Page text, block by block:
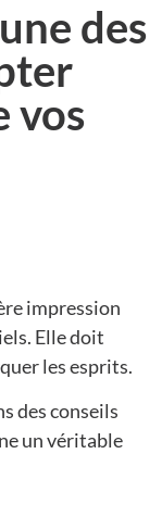
des
vos
impression
Elle doit
les esprits.
des conseils
un véritable